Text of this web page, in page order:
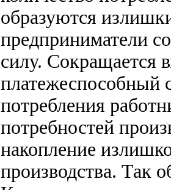
образуются
предприниматели
силу. Сокращается
платежеспособный
потребления
потребностей
накопление
производства. Так